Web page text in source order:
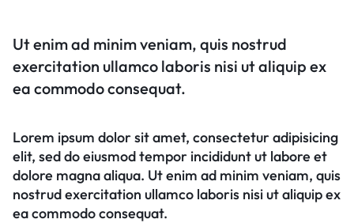
Ut enim ad minim veniam, quis nostrud
exercitation ullamco laboris nisi ut aliquip ex
ea commodo consequat.
Lorem ipsum dolor sit amet, consectetur adipisicing
elit, sed do eiusmod tempor incididunt ut labore et
dolore magna aliqua. Ut enim ad minim veniam, quis
nostrud exercitation ullamco laboris nisi ut aliquip ex
ea commodo consequat.